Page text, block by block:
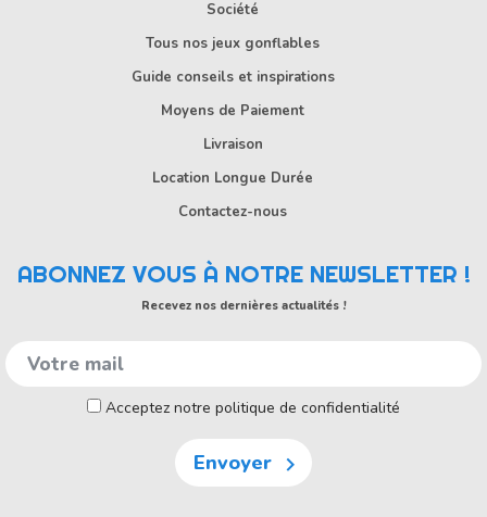
Société
Tous nos jeux gonflables
Guide conseils et inspirations
Moyens de Paiement
Livraison
Location Longue Durée
Contactez-nous
ABONNEZ VOUS À NOTRE NEWSLETTER !
Recevez nos dernières actualités !
Acceptez notre politique de confidentialité
Envoyer 